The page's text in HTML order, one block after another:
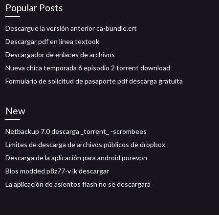
Popular Posts
Descargue la versión anterior ca-bundle.crt
Descargar pdf en línea textook
Descargador de enlaces de archivos
Nueva chica temporada 6 episodio 2 torrent download
Formulario de solicitud de pasaporte pdf descarga gratuita
New
Netbackup 7.0 descarga _torrent_ -scrombees
Límites de descarga de archivos públicos de dropbox
Descarga de la aplicación para android purevpn
Bios modded p8z77-v lk descargar
La aplicación de asientos flash no se descargará